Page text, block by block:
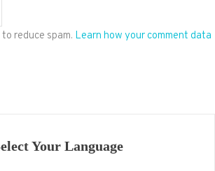
reduce spam. Learn how your comment data
Your Language